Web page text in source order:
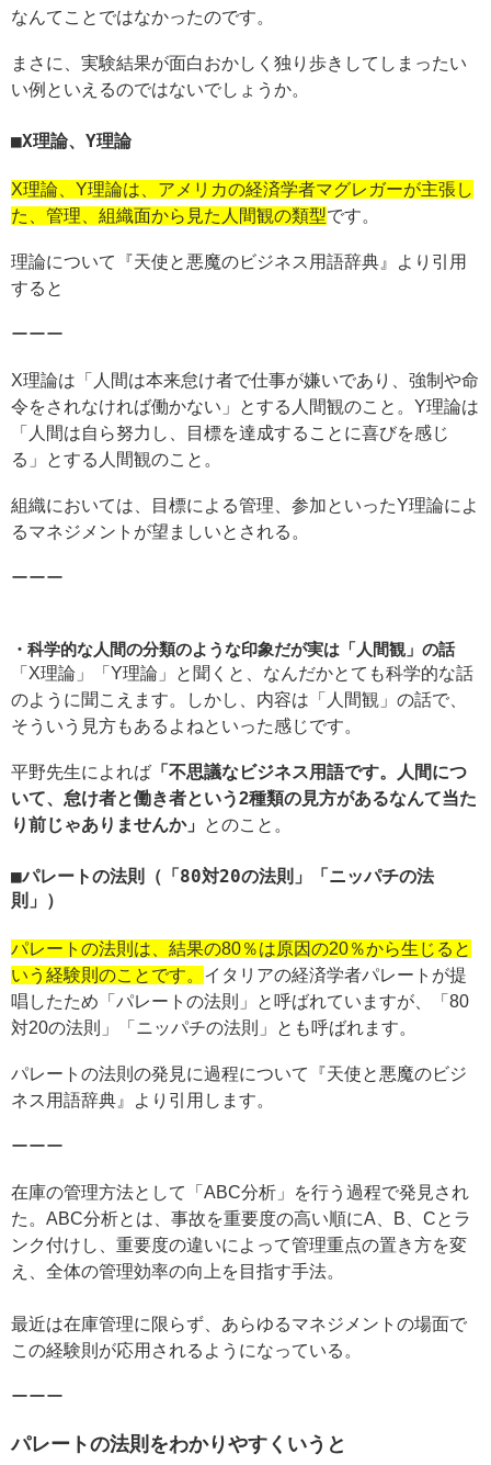
なんてことではなかったのです。
まさに、実験結果が面白おかしく独り歩きしてしまったい
い例といえるのではないでしょうか。
X理論、Y理論
X理論、Y理論は、アメリカの経済学者マグレガーが主張し
た、管理、組織面から見た人間観の類型です。
理論について『天使と悪魔のビジネス用語辞典』より引用
すると
ーーー
X理論は「人間は本来怠け者で仕事が嫌いであり、強制や命
令をされなければ働かない」とする人間観のこと。Y理論は
「人間は自ら努力し、目標を達成することに喜びを感じ
る」とする人間観のこと。
組織においては、目標による管理、参加といったY理論によ
るマネジメントが望ましいとされる。
ーーー
科学的な人間の分類のような印象だが実は「人間観」の話
「X理論」「Y理論」と聞くと、なんだかとても科学的な話
のように聞こえます。しかし、内容は「人間観」の話で、
そういう見方もあるよねといった感じです。
平野先生によれば 「不思議なビジネス用語です。人間につ
いて、怠け者と働き者という2種類の見方があるなんて当た
り前じゃありませんか」
とのこと。
パレートの法則（「80対20の法則」「ニッパチの法
則」）
パレートの法則は、結果の80％は原因の20％から生じると
いう経験則のことです。 イタリアの経済学者パレートが提
唱したため「パレートの法則」と呼ばれていますが、「80
対20の法則」「ニッパチの法則」とも呼ばれます。
パレートの法則の発見に過程について『天使と悪魔のビジ
ネス用語辞典』より引用します。
ーーー
在庫の管理方法として「ABC分析」を行う過程で発見され
た。ABC分析とは、事故を重要度の高い順にA、B、Cとラ
ンク付けし、重要度の違いによって管理重点の置き方を変
え、全体の管理効率の向上を目指す手法。
最近は在庫管理に限らず、あらゆるマネジメントの場面で
この経験則が応用されるようになっている。
ーーー
パレートの法則をわかりやすくいうと